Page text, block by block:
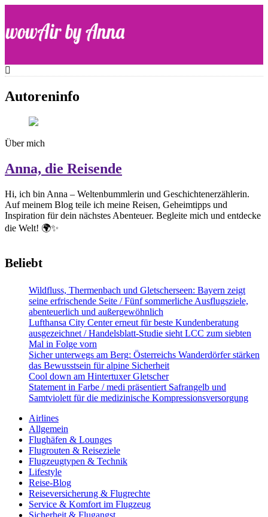
content
WOW-Air
Autoreninfo
Über mich
Anna, die Reisende
Hi, ich bin Anna – Weltenbummlerin und Geschichtenerzählerin.
Auf meinem Blog teile ich meine Reisen, Geheimtipps und
Inspiration für dein nächstes Abenteuer. Begleite mich und entdecke
die Welt! 🌍✨
Beliebt
Wildfluss, Thermenbach und Gletscherseen: Bayern zeigt
seine erfrischende Seite / Fünf sommerliche Ausflugsziele,
abenteuerlich und außergewöhnlich
Lufthansa City Center erneut für beste Kundenberatung
ausgezeichnet / Handelsblatt-Studie sieht LCC zum siebten
Mal in Folge vorn
Sicher unterwegs am Berg: Österreichs Wanderdörfer stärken
das Bewusstsein für alpine Sicherheit
Cool down am Hintertuxer Gletscher
Statement in Farbe / medi präsentiert Safrangelb und
Samtviolett für die medizinische Kompressionsversorgung
Airlines
Allgemein
Flughäfen & Lounges
Flugrouten & Reiseziele
Flugzeugtypen & Technik
Lifestyle
Reise-Blog
Reiseversicherung & Flugrechte
Service & Komfort im Flugzeug